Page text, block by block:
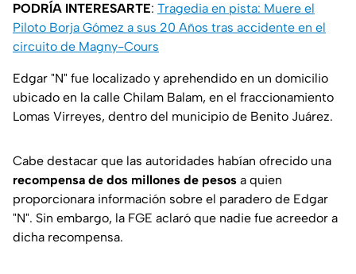
PODRÍA INTERESARTE: Tragedia en pista: Muere el
Piloto Borja Gómez a sus 20 Años tras accidente en el
circuito de Magny-Cours
Edgar "N" fue localizado y aprehendido en un domicilio
ubicado en la calle Chilam Balam, en el fraccionamiento
Lomas Virreyes, dentro del municipio de Benito Juárez.
Cabe destacar que las autoridades habían ofrecido una
recompensa de dos millones de pesos a quien
proporcionara información sobre el paradero de Edgar
"N". Sin embargo, la FGE aclaró que nadie fue acreedor a
dicha recompensa.